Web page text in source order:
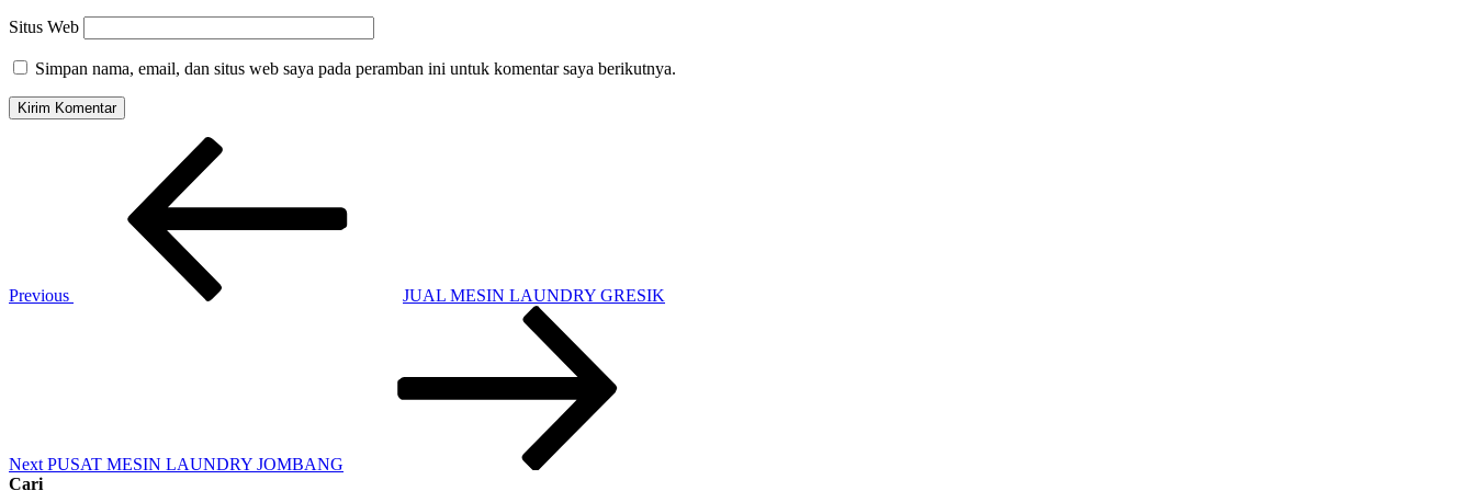
Situs Web
Simpan nama, email, dan situs web saya pada peramban ini untuk komentar saya berikutnya.
Previous JUAL MESIN LAUNDRY GRESIK
Next PUSAT MESIN LAUNDRY JOMBANG
Cari